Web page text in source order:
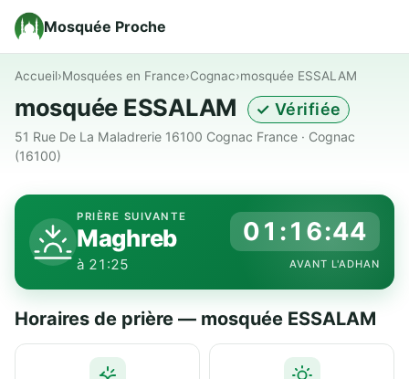
Mosquée Proche
Accueil›Mosquées en France›Cognac›mosquée ESSALAM
mosquée ESSALAM ✓ Vérifiée
51 Rue De La Maladrerie 16100 Cognac France · Cognac
(16100)
PRIÈRE SUIVANTE
Maghreb
à 21:25
01:16:44
AVANT L'ADHAN
Horaires de prière — mosquée ESSALAM